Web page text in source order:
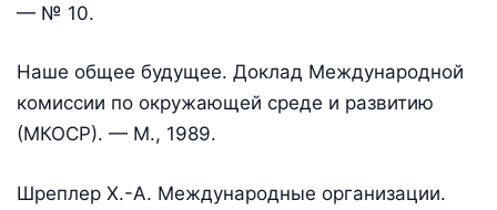
— № 10.
Наше общее будущее. Доклад Международной
комиссии по окружающей среде и развитию
(МКОСР). — М., 1989.
Шреплер Х.-А. Международные организации.